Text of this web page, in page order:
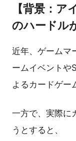
【背景：ア
のハードル
近年、ゲームマ
ームイベントや
よるカードゲー
一方で、実際に
うとすると、